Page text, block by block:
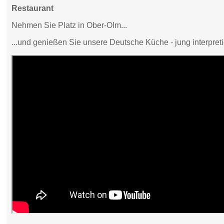
Restaurant
Nehmen Sie Platz in Ober-Olm...
...und genießen Sie unsere Deutsche Küche - jung